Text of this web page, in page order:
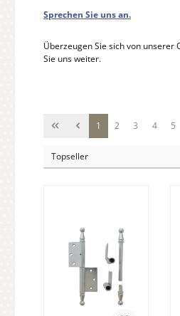
Sprechen Sie uns an.
Überzeugen Sie sich von unserer
Sie uns weiter.
Seite
1 Seite
2 Seite
3 Seite
4 5